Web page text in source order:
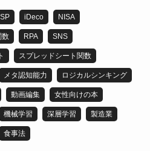
iDeco NISA
数 RPA SNS
スプレッドシート関数
メタ認知能力 ロジカルシンキング
動画編集 女性向けの本
機械学習 深層学習 製造業
食事法